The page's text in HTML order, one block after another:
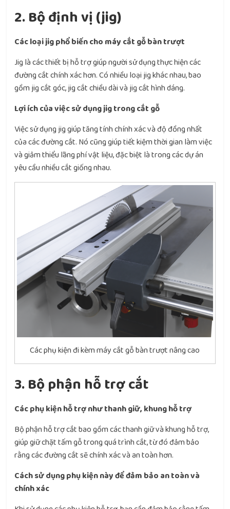
2. Bộ định vị (jig)
Các loại jig phổ biến cho máy cắt gỗ bàn trượt
Jig là các thiết bị hỗ trợ giúp người sử dụng thực hiện các
đường cắt chính xác hơn. Có nhiều loại jig khác nhau, bao
gồm jig cắt góc, jig cắt chiều dài và jig cắt hình dáng.
Lợi ích của việc sử dụng jig trong cắt gỗ
Việc sử dụng jig giúp tăng tính chính xác và độ đồng nhất
của các đường cắt. Nó cũng giúp tiết kiệm thời gian làm việc
và giảm thiểu lãng phí vật liệu, đặc biệt là trong các dự án
yêu cầu nhiều cắt giống nhau.
Các phụ kiện đi kèm máy cắt gỗ bàn trượt nâng cao
3. Bộ phận hỗ trợ cắt
Các phụ kiện hỗ trợ như thanh giữ, khung hỗ trợ
Bộ phận hỗ trợ cắt bao gồm các thanh giữ và khung hỗ trợ,
giúp giữ chặt tấm gỗ trong quá trình cắt, từ đó đảm bảo
rằng các đường cắt sẽ chính xác và an toàn hơn.
Cách sử dụng phụ kiện này để đảm bảo an toàn và
chính xác